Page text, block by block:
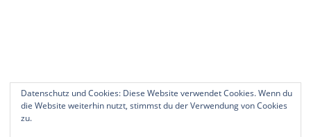
Datenschutz und Cookies: Diese Website verwendet Cookies. Wenn du
die Website weiterhin nutzt, stimmst du der Verwendung von Cookies
zu.